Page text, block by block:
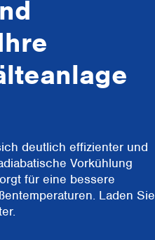
deutlich effizienter und
Vorkühlung
für eine bessere
Laden Sie